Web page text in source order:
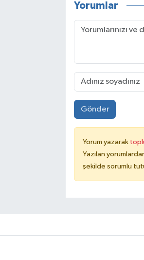
Yorumlar
Gönder
Yorum yazarak
Yazılan
şekilde sorumlu